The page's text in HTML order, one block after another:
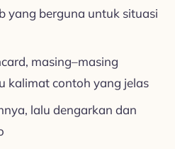
yang berguna untuk situasi
masing–masing
kalimat contoh yang jelas
lalu dengarkan dan